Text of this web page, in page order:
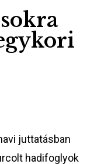
juttatásban
hadifoglyok